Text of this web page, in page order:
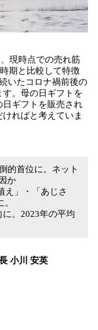
現時点での売れ筋
期と比較して特徴
いたコロナ禍前後の
。母の日ギフトを
日ギフトを販売され
ればと考えていま
的首位に。ネット
か
」・「あじさ
。2023年の平均
小川 安英